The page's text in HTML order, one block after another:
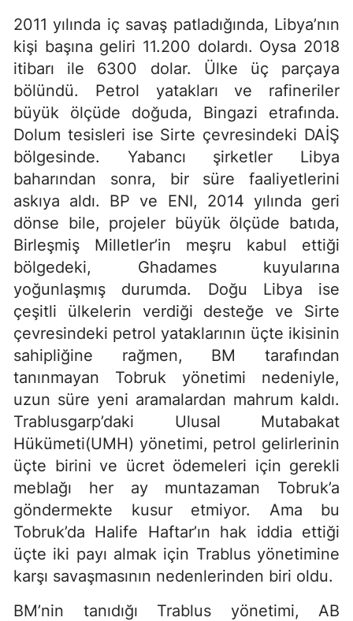
2011 yılında iç savaş patladığında, Libya’nın
kişi başına geliri 11.200 dolardı. Oysa 2018
itibarı ile 6300 dolar. Ülke üç parçaya
bölündü. Petrol yatakları ve rafineriler
büyük ölçüde doğuda, Bingazi etrafında.
Dolum tesisleri ise Sirte çevresindeki DAİŞ
bölgesinde. Yabancı şirketler Libya
baharından sonra, bir süre faaliyetlerini
askıya aldı. BP ve ENI, 2014 yılında geri
dönse bile, projeler büyük ölçüde batıda,
Birleşmiş Milletler’in meşru kabul ettiği
bölgedeki, Ghadames kuyularına
yoğunlaşmış durumda. Doğu Libya ise
çeşitli ülkelerin verdiği desteğe ve Sirte
çevresindeki petrol yataklarının üçte ikisinin
sahipliğine rağmen, BM tarafından
tanınmayan Tobruk yönetimi nedeniyle,
uzun süre yeni aramalardan mahrum kaldı.
Trablusgarp’daki Ulusal Mutabakat
Hükümeti(UMH) yönetimi, petrol gelirlerinin
üçte birini ve ücret ödemeleri için gerekli
meblağı her ay muntazaman Tobruk’a
göndermekte kusur etmiyor. Ama bu
Tobruk’da Halife Haftar’ın hak iddia ettiği
üçte iki payı almak için Trablus yönetimine
karşı savaşmasının nedenlerinden biri oldu.
BM’nin tanıdığı Trablus yönetimi, AB